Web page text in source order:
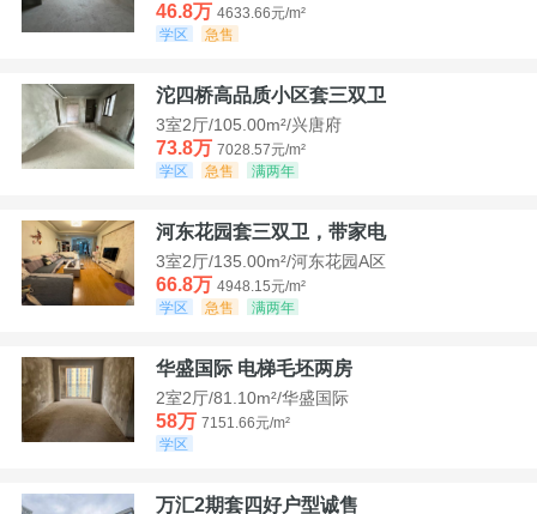
46.8万 4633.66元/m²
学区
急售
沱四桥高品质小区套三双卫
3室2厅/105.00m²/兴唐府
73.8万 7028.57元/m²
学区
急售 满两年
河东花园套三双卫，带家电
3室2厅/135.00m²/河东花园A区
66.8万 4948.15元/m²
学区
急售 满两年
华盛国际 电梯毛坯两房
2室2厅/81.10m²/华盛国际
58万 7151.66元/m²
学区
万汇2期套四好户型诚售